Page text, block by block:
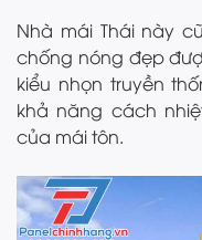
Nhà mái Thái này
chống nóng đẹp
kiểu nhọn truyền
khả năng cách
của mái tôn.